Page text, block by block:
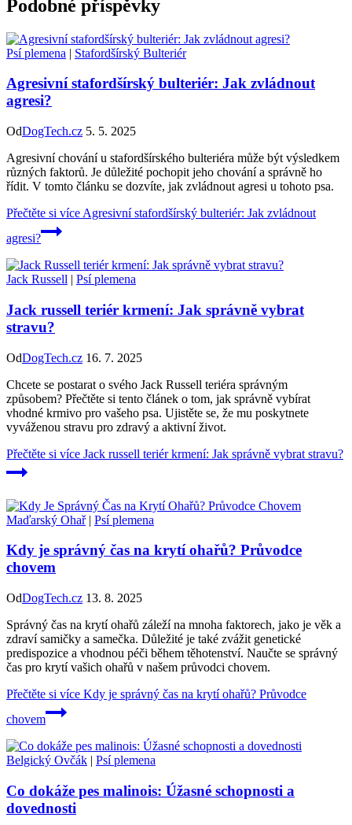
Podobné příspěvky
Psí plemena | Stafordšírský Bulteriér
Agresivní stafordšírský bulteriér: Jak zvládnout
agresi?
OdDogTech.cz 5. 5. 2025
Agresivní chování u stafordšírského bulteriéra může být výsledkem
různých faktorů. Je důležité pochopit jeho chování a správně ho
řídit. V tomto článku se dozvíte, jak zvládnout agresi u tohoto psa.
Přečtěte si více Agresivní stafordšírský bulteriér: Jak zvládnout
agresi?
Jack Russell | Psí plemena
Jack russell teriér krmení: Jak správně vybrat
stravu?
OdDogTech.cz 16. 7. 2025
Chcete se postarat o svého Jack Russell teriéra správným
způsobem? Přečtěte si tento článek o tom, jak správně vybírat
vhodné krmivo pro vašeho psa. Ujistěte se, že mu poskytnete
vyváženou stravu pro zdravý a aktivní život.
Přečtěte si více Jack russell teriér krmení: Jak správně vybrat stravu?
Maďarský Ohař| Psí plemena
Kdy je správný čas na krytí ohařů? Průvodce
chovem
OdDogTech.cz 13. 8. 2025
Správný čas na krytí ohařů záleží na mnoha faktorech, jako je věk a
zdraví samičky a samečka. Důležité je také zvážit genetické
predispozice a vhodnou péči během těhotenství. Naučte se správný
čas pro krytí vašich ohařů v našem průvodci chovem.
Přečtěte si více Kdy je správný čas na krytí ohařů? Průvodce
chovem
Belgický Ovčák | Psí plemena
Co dokáže pes malinois: Úžasné schopnosti a
dovednosti